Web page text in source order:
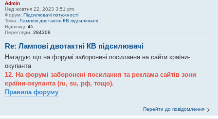
Admin
Нед жовтня 22, 2023 3:51 pm
Форум: Підсилювачі потужності
Тема: Лампові двотактні КВ підсилювачі
Відповіді: 45
Перегляди: 284309
Re: Лампові двотактні КВ підсилювачі
Нагадую що на форумі заборонені посилання на сайти країни-
окупанта
12. На форумі заборонені посилання та реклама сайтів зони
країни-окупанта (ru, su, рф, тощо).
Правила форуму
Перейти до повідомлення